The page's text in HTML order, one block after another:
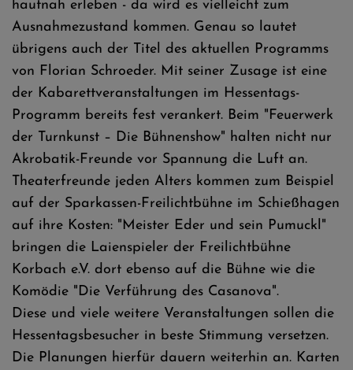
hautnah erleben - da wird es vielleicht zum
Ausnahmezustand kommen. Genau so lautet
übrigens auch der Titel des aktuellen Programms
von Florian Schroeder. Mit seiner Zusage ist eine
der Kabarettveranstaltungen im Hessentags-
Programm bereits fest verankert. Beim "Feuerwerk
der Turnkunst – Die Bühnenshow" halten nicht nur
Akrobatik-Freunde vor Spannung die Luft an.
Theaterfreunde jeden Alters kommen zum Beispiel
auf der Sparkassen-Freilichtbühne im Schießhagen
auf ihre Kosten: "Meister Eder und sein Pumuckl"
bringen die Laienspieler der Freilichtbühne
Korbach e.V. dort ebenso auf die Bühne wie die
Komödie "Die Verführung des Casanova".
Diese und viele weitere Veranstaltungen sollen die
Hessentagsbesucher in beste Stimmung versetzen.
Die Planungen hierfür dauern weiterhin an. Karten